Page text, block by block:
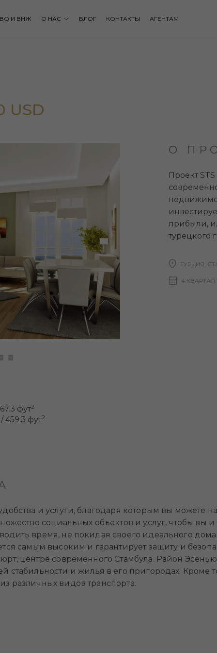
И ВНЖ О НАС БЛОГ КОНТАКТЫ АГЕНТАМ
USD
О
Проект
прибыли,
турецкого
ТУРЦИЯ,
4 КВАРТАЛ
фут2
/ 459.3 фут2
и услуги, благодаря которым вы можете
социальных объектов и услуг, чтобы
время, не покидая своего идеального
самым высоким и гарантирует защиту и
центре современного Стамбула. Район
стабильности и жилья в его пригородах. Кроме
различных видов транспорта.